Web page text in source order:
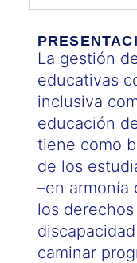
La gestión
educativas
inclusiva
educación
tiene como
de los
–en armonía
los
caminar